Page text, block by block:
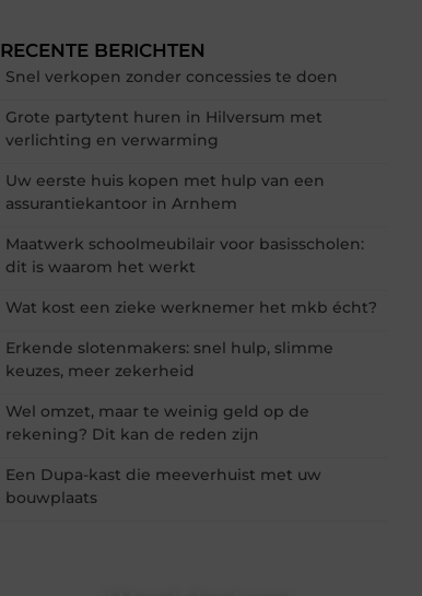
RECENTE BERICHTEN
Snel verkopen zonder concessies te doen
Grote partytent huren in Hilversum met
verlichting en verwarming
Uw eerste huis kopen met hulp van een
assurantiekantoor in Arnhem
Maatwerk schoolmeubilair voor basisscholen:
dit is waarom het werkt
Wat kost een zieke werknemer het mkb écht?
Erkende slotenmakers: snel hulp, slimme
keuzes, meer zekerheid
Wel omzet, maar te weinig geld op de
rekening? Dit kan de reden zijn
Een Dupa-kast die meeverhuist met uw
bouwplaats